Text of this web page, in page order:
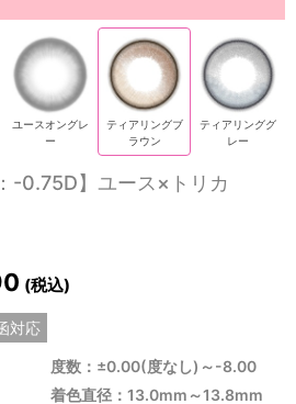
ユースオングレ
ー
ティアリングブ
ラウン
ティアリンググ
レー
-0.75D】ユース×トリカ
(税込)
対応
度数：±0.00(度なし)～-8.00
着色直径：13.0mm～13.8mm